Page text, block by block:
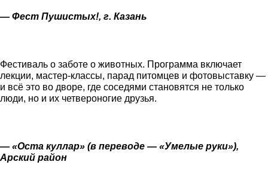
— Фест Пушистых!, г. Казань
Фестиваль о заботе о животных. Программа включает
лекции, мастер-классы, парад питомцев и фотовыставку —
и всё это во дворе, где соседями становятся не только
люди, но и их четвероногие друзья.
— «Оста куллар» (в переводе — «Умелые руки»),
Арский район